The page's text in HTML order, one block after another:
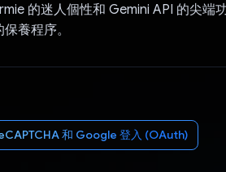
的迷人個性和 Gemini API 的尖端
養程序。
和 Google 登入 (OAuth)